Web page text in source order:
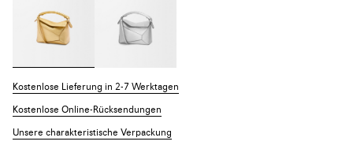
Kostenlose Lieferung in 2-7 Werktagen
Kostenlose Online-Rücksendungen
Unsere charakteristische Verpackung